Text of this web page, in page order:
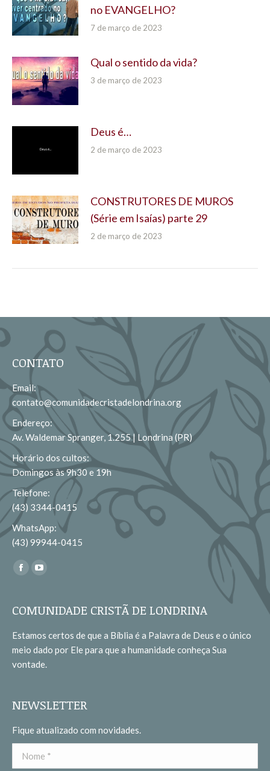
no EVANGELHO?
7 de março de 2023
Qual o sentido da vida?
3 de março de 2023
Deus é…
2 de março de 2023
CONSTRUTORES DE MUROS
(Série em Isaías) parte 29
2 de março de 2023
CONTATO
Email:
contato@comunidadecristadelondrina.org
Endereço:
Av. Waldemar Spranger, 1.255 | Londrina (PR)
Horário dos cultos:
Domingos às 9h30 e 19h
Telefone:
(43) 3344-0415
WhatsApp:
(43) 99944-0415
Encontre-nos em:
Facebook
opens
new
window
opens
new
window
COMUNIDADE CRISTÃ DE LONDRINA
Estamos certos de que a Bíblia é a Palavra de Deus e o único
meio dado por Ele para que a humanidade conheça Sua
vontade.
NEWSLETTER
Fique atualizado com novidades.
Nome *